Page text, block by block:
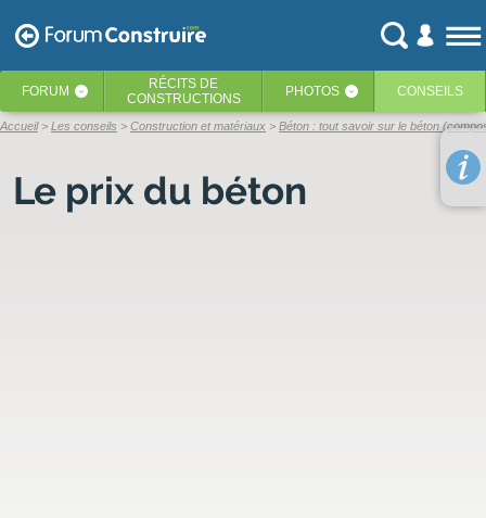
FORUM ‹ RÉCITS DE
CONSTRUCTIONS
PHOTOS ‹ CONSEILS
Accueil Les conseils Construction et matériaux Béton : tout savoir sur le béton
Le prix du béton